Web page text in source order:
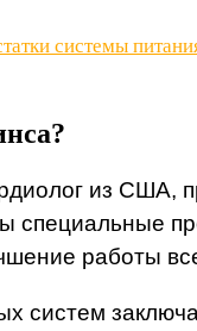
системы
из
работы
систем